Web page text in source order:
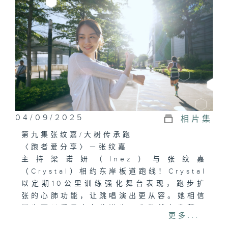
04/09/2025 相片集
第九集张纹嘉/大树传承跑
〈跑者爱分享〉－张纹嘉
主持梁诺妍（Inez）与张纹嘉
（Crystal）相约东岸板道跑线！Crystal
以定期10公里训练强化舞台表现，跑步扩
张的心肺功能，让跳唱演出更从容。她相信
每一步都是给自己的肯定。当谈及跑步心
更多...